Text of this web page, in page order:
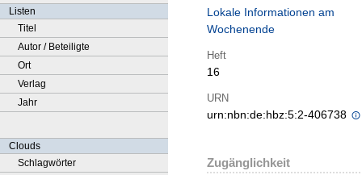
Listen
Titel
Autor / Beteiligte
Ort
Verlag
Jahr
Clouds
Schlagwörter
Lokale Informationen am
Wochenende
Heft
16
URN
urn:nbn:de:hbz:5:2-406738
Zugänglichkeit